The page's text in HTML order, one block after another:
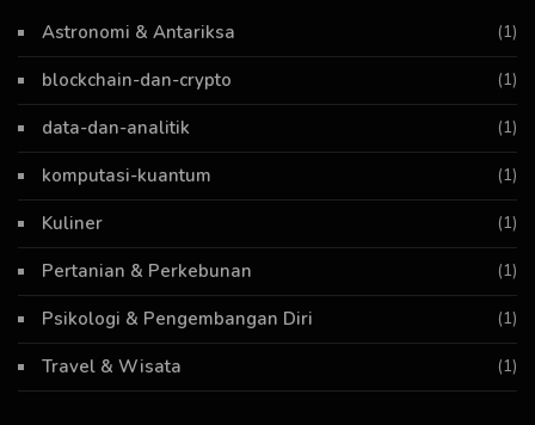
Astronomi & Antariksa (1)
blockchain-dan-crypto (1)
data-dan-analitik (1)
komputasi-kuantum (1)
Kuliner (1)
Pertanian & Perkebunan (1)
Psikologi & Pengembangan Diri (1)
Travel & Wisata (1)